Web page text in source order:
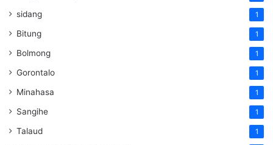
sidang 1
Bitung 1
Bolmong 1
Gorontalo 1
Minahasa 1
Sangihe 1
Talaud 1